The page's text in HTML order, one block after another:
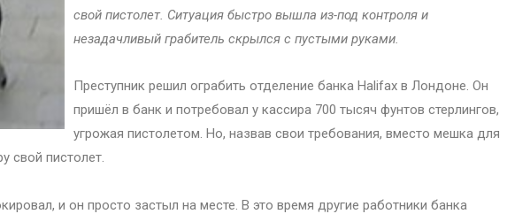
свой пистолет. Ситуация быстро вышла из-под контроля и
незадачливый грабитель скрылся с пустыми руками.
Преступник решил ограбить отделение банка Halifax в Лондоне. Он
пришёл в банк и потребовал у кассира 700 тысяч фунтов стерлингов,
угрожая пистолетом. Но, назвав свои требования, вместо мешка для
свой пистолет.
и он просто застыл на месте. В это время другие работники банка